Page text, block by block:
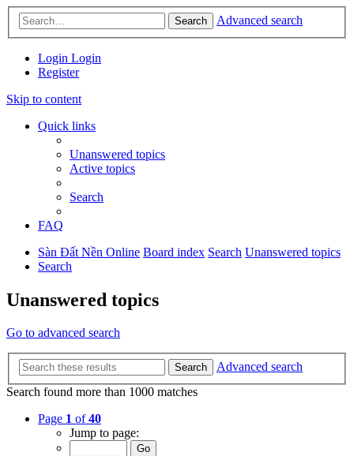
Search Advanced search
Login Login
Register
Skip to content
Quick links
Unanswered topics
Active topics
Search
FAQ
Sàn Đất Nền Online Board index Search Unanswered topics
Search
Unanswered topics
Go to advanced search
Search
Advanced search
Search found more than 1000 matches
Page 1 of40
Jump to page: